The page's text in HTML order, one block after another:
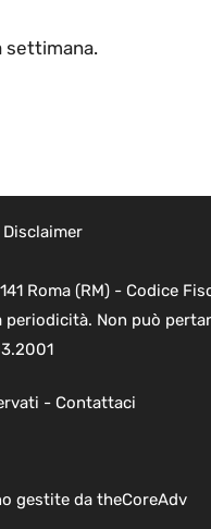
settimana.
Disclaimer
Roma (RM) - Codice
Non può
- Contattaci
gestite da theCoreAdv